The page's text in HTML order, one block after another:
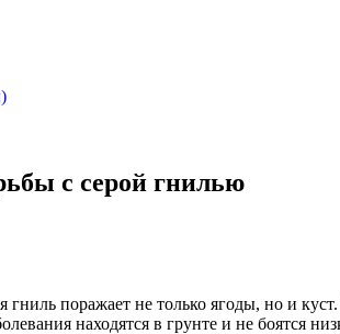
с серой гнилью
гниль поражает не только ягоды, но и
находятся в грунте и не боятся